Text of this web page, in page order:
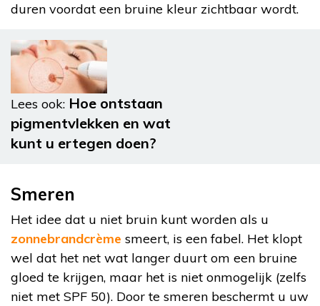
duren voordat een bruine kleur zichtbaar wordt.
Lees ook: Hoe ontstaan
pigmentvlekken en wat
kunt u ertegen doen?
Smeren
Het idee dat u niet bruin kunt worden als u
zonnebrandcrème smeert, is een fabel. Het klopt
wel dat het net wat langer duurt om een bruine
gloed te krijgen, maar het is niet onmogelijk (zelfs
niet met SPF 50). Door te smeren beschermt u uw